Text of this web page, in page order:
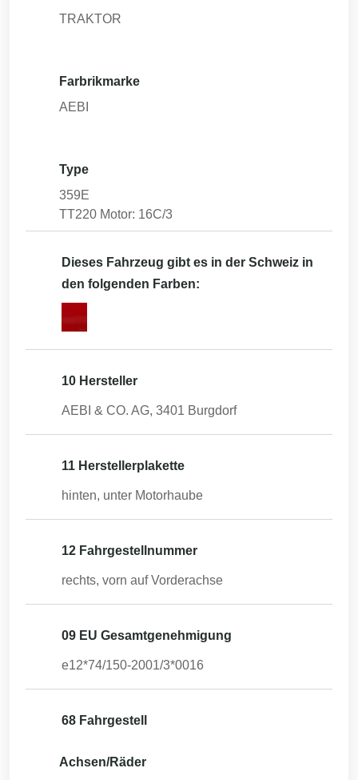
TRAKTOR
Farbrikmarke
AEBI
Type
359E
TT220 Motor: 16C/3
Dieses Fahrzeug gibt es in der Schweiz in
den folgenden Farben:
10 Hersteller
AEBI & CO. AG, 3401 Burgdorf
11 Herstellerplakette
hinten, unter Motorhaube
12 Fahrgestellnummer
rechts, vorn auf Vorderachse
09 EU Gesamtgenehmigung
e12*74/150-2001/3*0016
68 Fahrgestell
Achsen/Räder